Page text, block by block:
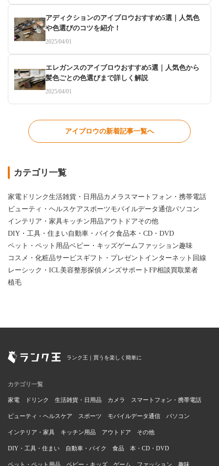
アディクションのアイブロウおすすめ5選｜人気色
や色選びのコツを紹介！
2025/04/01
エレガンスのアイブロウおすすめ5選｜人気色から
髪色ごとの色選びまで詳しく解説
2025/04/01
アイブロウの新着記事一覧へ
カテゴリ一覧
家電 ドリンク生活雑貨・日用品カメラ スマートフォン・携帯電話
ビューティ・ヘルスケアスポーツモバイルデータ通信パソコン
インテリア・家具キッチン用品アウトドアその他
DIY・工具・住まい自動車・バイク食品本・CD・DVD
ペット・ペット用品ベビー・キッズゲームファッション趣味
コスメ・化粧品サービス ギフト・プレゼント インターネット回線
レーシック・ICL美容整形探偵メンズサポート FP相談買取業者
植毛
ランク王｜買うを楽しく簡単に
カテゴリ一覧
家電 ドリンク 生活雑貨・日用品 カメラ スマートフォン・携帯電話
ビューティ・ヘルスケア スポーツ モバイルデータ通信 パソコン
インテリア・家具 キッチン用品 アウトドア その他
DIY・工具・住まい 自動車・バイク 食品 本・CD・DVD
ペット・ペット用品 ベビー・キッズ ゲーム ファッション 趣味